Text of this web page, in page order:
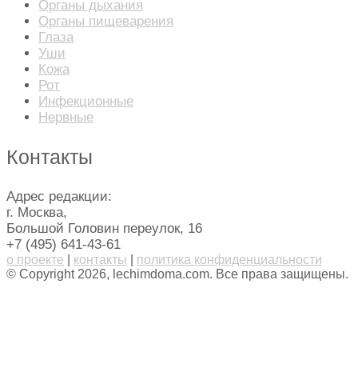
Органы дыхания
Органы пищеварения
Глаза
Уши
Кожа
Рот
Инфекционные
Нервные
Контакты
Адрес редакции:
г. Москва,
Большой Головин переулок, 16
+7 (495) 641-43-61
о проекте контакты
политика конфиденциальности
© Copyright 2026, lechimdoma.com. Все права защищены.